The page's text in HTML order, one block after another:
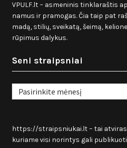
VPULF.lt – asmeninis tinklaraštis
namus ir pramogas. Čia taip pat
madą, stilių, sveikatą, šeimą,
rūpimus dalykus.
Seni straipsniai
Seni
straipsniai
https://straipsniukai.lt– tai
kuriame visi norintys gali